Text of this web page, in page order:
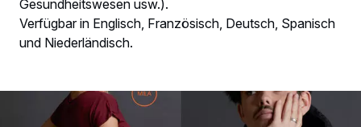
Gesundheitswesen usw.).
Verfügbar in Englisch, Französisch, Deutsch, Spanisch
und Niederländisch.